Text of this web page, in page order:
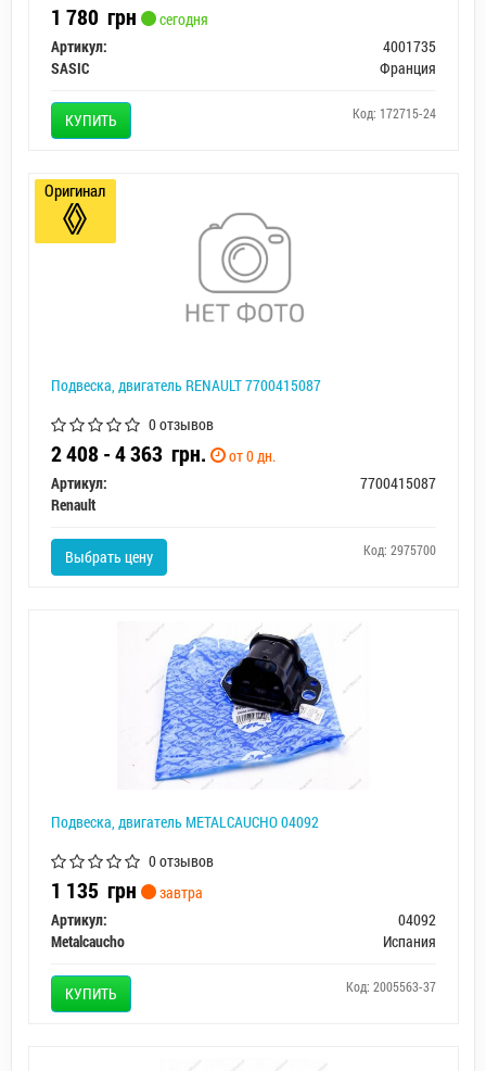
1 780 грн
сегодня
Артикул:
4001735
SASIC
Франция
КУПИТЬ Код: 172715-24
Подвеска, двигатель RENAULT 7700415087
0 отзывов
2 408 - 4 363 грн.
от 0 дн.
Артикул:
7700415087
Renault
Выбрать цену Код: 2975700
Оригинал
Подвеска, двигатель METALCAUCHO 04092
0 отзывов
1 135 грн
завтра
Артикул:
04092
Metalcaucho
Испания
КУПИТЬ Код: 2005563-37